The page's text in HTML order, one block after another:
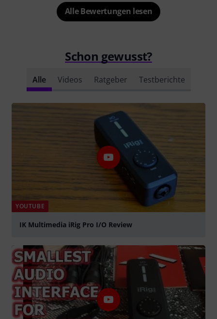
Alle Bewertungen lesen
Schon gewusst?
Alle Videos Ratgeber Testberichte
YOUTUBE
IK Multimedia iRig Pro I/O Review